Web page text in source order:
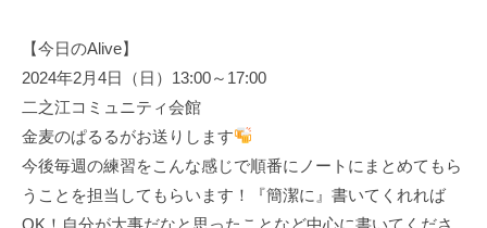
a
g
e
y
a
a
の
コ
メ
ン
ト
【今日のAlive】
2024年2月4日（日）13:00～17:00
二之江コミュニティ会館
金麦のぱるるがお送りします
今後毎週の練習をこんな感じで順番にノートにまとめてもら
うことを担当してもらいます！『簡潔に』書いてくれれば
OK！自分が大事だなと思ったことなど中心に書いてくださ